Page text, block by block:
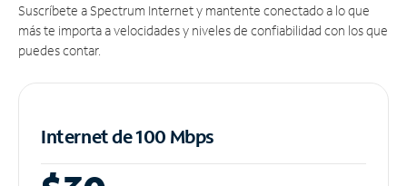
Suscríbete a Spectrum Internet y mantente conectado a lo que
más te importa a velocidades y niveles de confiabilidad con los que
puedes contar.
Internet de 100 Mbps